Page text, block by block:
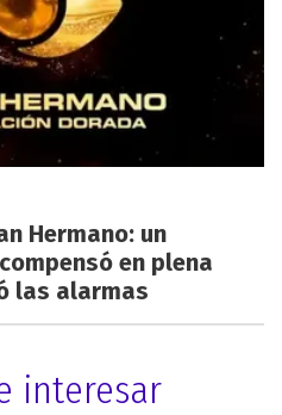
Hermano: un
en plena
las alarmas
interesar